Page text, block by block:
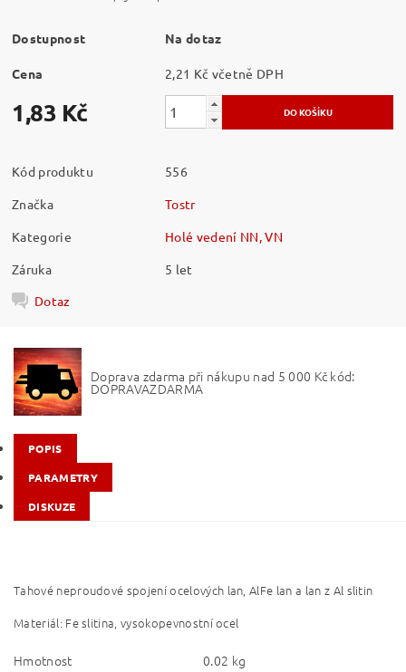
Dostupnost Na dotaz
Cena 2,21 Kč včetně DPH
1,83 Kč
Kód produktu
556
Značka
Tostr
Kategorie
Holé vedení NN, VN
Záruka
5 let
Dotaz
Doprava zdarma při nákupu nad 5 000 Kč kód:
DOPRAVAZDARMA
POPIS
PARAMETRY
DISKUZE
Tahové neproudové spojení ocelových lan, AlFe lan a lan z Al slitin
Materiál: Fe slitina, vysokopevnostní ocel
Hmotnost
0.02 kg